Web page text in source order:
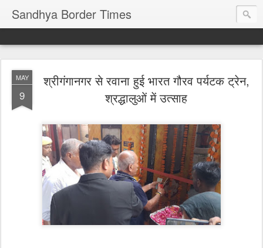
Sandhya Border Times
MAY
9
श्रीगंगानगर से रवाना हुई भारत गौरव पर्यटक ट्रेन,
श्रद्धालुओं में उत्साह